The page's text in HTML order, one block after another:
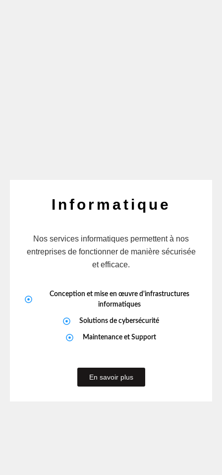
Informatique
Nos services informatiques permettent à nos
entreprises de fonctionner de manière sécurisée
et efficace.
Conception et mise en œuvre d'infrastructures
informatiques
Solutions de cybersécurité
Maintenance et Support
En savoir plus